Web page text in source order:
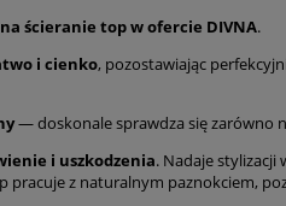
ścieranie top w ofercie DIVNA.
i cienko, pozostawiając
— doskonale sprawdza się zarówno
i uszkodzenia. Nadaje stylizacji
pracuje z naturalnym paznokciem,